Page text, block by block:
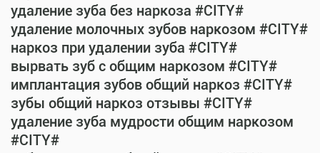
удаление зуба без наркоза #CITY#
удаление молочных зубов наркозом #CITY#
наркоз при удалении зуба #CITY#
вырвать зуб с общим наркозом #CITY#
имплантация зубов общий наркоз #CITY#
зубы общий наркоз отзывы #CITY#
удаление зуба мудрости общим наркозом
#CITY#